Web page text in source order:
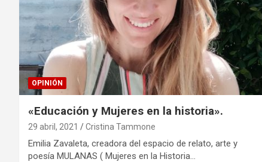
OPINIÓN
«Educación y Mujeres en la historia».
29 abril, 2021 Cristina Tammone
Emilia Zavaleta, creadora del espacio de relato, arte y
poesía MULANAS ( Mujeres en la Historia…